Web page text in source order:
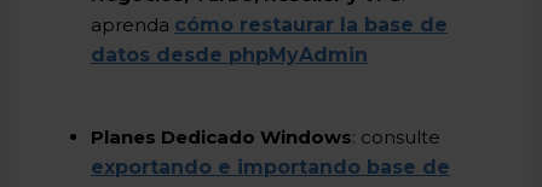
aprenda cómo restaurar la base de
datos desde phpMyAdmin
Planes Dedicado Windows: consulte
exportando e importando base de